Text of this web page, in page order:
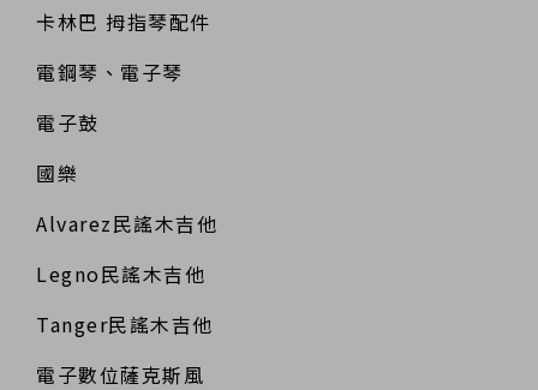
卡林巴 拇指琴配件
電鋼琴、電子琴
電子鼓
國樂
Alvarez民謠木吉他
Legno民謠木吉他
Tanger民謠木吉他
電子數位薩克斯風